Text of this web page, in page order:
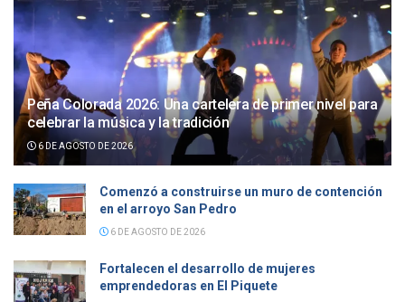
Peña Colorada 2026: Una cartelera de primer nivel para
celebrar la música y la tradición
6 DE AGOSTO DE 2026
Comenzó a construirse un muro de contención
en el arroyo San Pedro
6 DE AGOSTO DE 2026
Fortalecen el desarrollo de mujeres
emprendedoras en El Piquete